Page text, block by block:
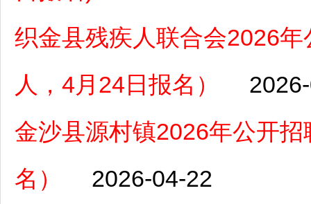
织金县残疾人联合会2026
人，4月24日报名）
金沙县源村镇2026年公开
名）
2026-04-22